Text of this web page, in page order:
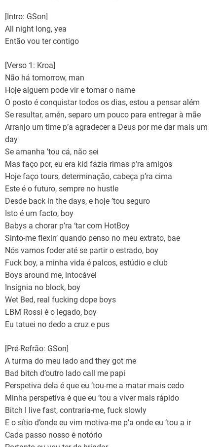
[Intro: GSon]
All night long, yea
Então vou ter contigo
[Verso 1: Kroa]
Não há tomorrow, man
Hoje alguem pode vir e tomar o name
O posto é conquistar todos os dias, estou a pensar além
Se resultar, amén, separo um pouco para entregar à mãe
Arranjo um time p’a agradecer a Deus por me dar mais um
day
Se amanha ’tou cá, não sei
Mas faço por, eu era kid fazia rimas p’ra amigos
Hoje faço tours, determinação, cabeça p’ra cima
Este é o futuro, sempre no hustle
Desde back in the days, e hoje ’tou seguro
Isto é um facto, boy
Babys a chorar p’ra ‘tar com HotBoy
Sinto-me flexin’ quando penso no meu extrato, bae
Nós vamos foder até se partir o estrado, boy
Fuck boy, a minha vida é palcos, estúdio e club
Boys around me, intocável
Insígnia no block, boy
Wet Bed, real fucking dope boys
LBM Rossi é o legado, boy
Eu tatuei no dedo a cruz e pus
[Pré-Refrão: GSon]
A turma do meu lado and they got me
Bad bitch d’outro lado call me papi
Perspetiva dela é que eu ’tou-me a matar mais cedo
Minha perspetiva é que eu ’tou a viver mais rápido
Bitch I live fast, contraria-me, fuck slowly
E o sítio d’onde eu vim motiva-me p’a onde eu ’tou a ir
Cada passo nosso é notório